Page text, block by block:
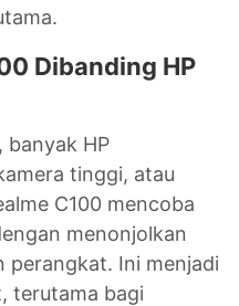
Dibanding HP
banyak HP
tinggi, atau
C100 mencoba
menonjolkan
perangkat. Ini menjadi
terutama bagi